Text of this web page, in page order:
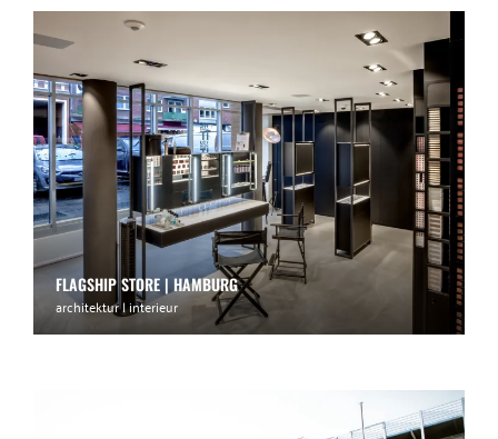
FLAGSHIP STORE | HAMBURG
architektur | interieur